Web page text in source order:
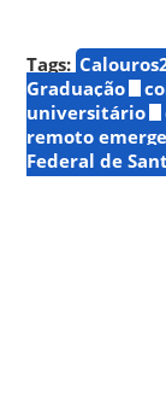
Tags:
Graduação
universitário
remoto
Federal de